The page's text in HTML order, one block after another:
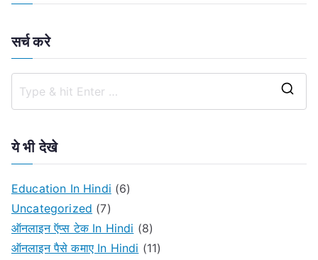
सर्च करे
ये भी देखे
Education In Hindi (6)
Uncategorized (7)
ऑनलाइन ऍप्स टेक In Hindi (8)
ऑनलाइन पैसे कमाए In Hindi (11)